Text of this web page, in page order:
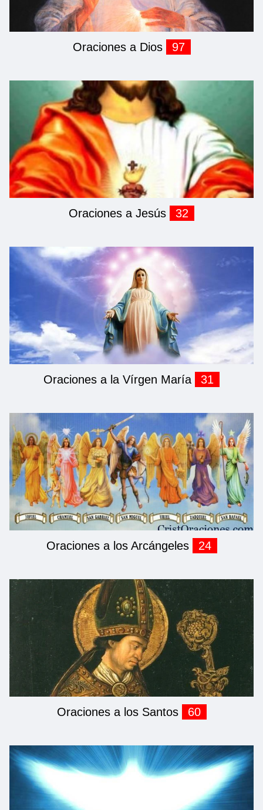
Oraciones a Dios 97
Oraciones a Jesús 32
Oraciones a la Vírgen María 31
Oraciones a los Arcángeles 24
Oraciones a los Santos 60